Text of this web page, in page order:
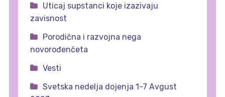
Uticaj supstanci koje izazivaju
zavisnost
Porodična i razvojna nega
novorođenčeta
Vesti
Svetska nedelja dojenja 1-7 Avgust